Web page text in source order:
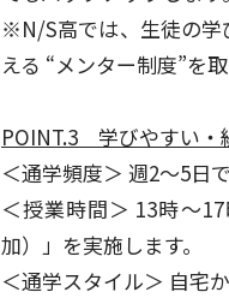
※N/S高では、生徒の学
える “メンター制度”を
POINT.3 学びやすい・
＜通学頻度＞ 週2～5日
＜授業時間＞ 13時～
加）」を実施します。
＜通学スタイル＞ 自宅